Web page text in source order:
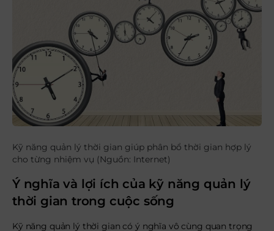
Kỹ năng quản lý thời gian giúp phân bổ thời gian hợp lý
cho từng nhiệm vụ (Nguồn: Internet)
Ý nghĩa và lợi ích của kỹ năng quản lý
thời gian trong cuộc sống
Kỹ năng quản lý thời gian có ý nghĩa vô cùng quan trọng